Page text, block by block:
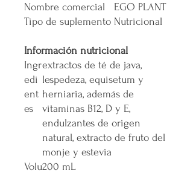
Nombre comercial
EGO PLANT
Tipo de suplemento Nutricional
Información nutricional
Ingr
edi
ent
es
extractos de té de java,
lespedeza, equisetum y
herniaria, además de
vitaminas B12, D y E,
endulzantes de origen
natural, extracto de fruto del
monje y estevia
Volu200 mL